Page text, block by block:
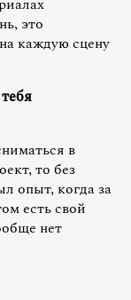
это
каждую сцену
в
то без
опыт, когда за
есть свой
нет